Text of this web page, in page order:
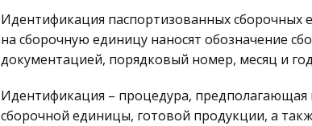
Идентификация паспортизованных сборочных
на сборочную единицу наносят обозначение
документацией, порядковый номер, месяц и
Идентификация – процедура,
сборочной единицы, готовой продукции, а